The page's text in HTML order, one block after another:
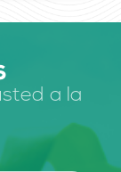
a la